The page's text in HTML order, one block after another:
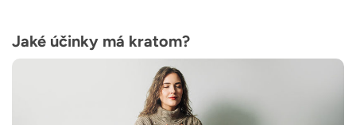
Jaké účinky má kratom?